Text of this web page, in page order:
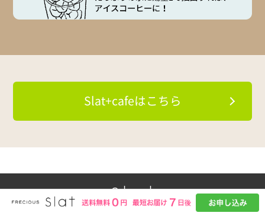
Slat+cafeはこちら